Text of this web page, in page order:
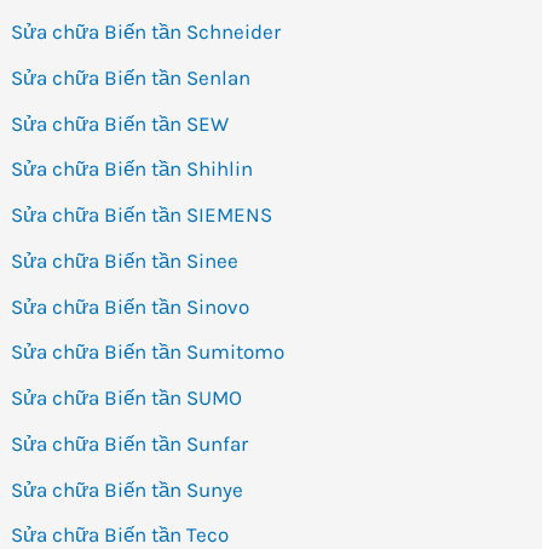
Sửa chữa Biến tần Schneider
Sửa chữa Biến tần Senlan
Sửa chữa Biến tần SEW
Sửa chữa Biến tần Shihlin
Sửa chữa Biến tần SIEMENS
Sửa chữa Biến tần Sinee
Sửa chữa Biến tần Sinovo
Sửa chữa Biến tần Sumitomo
Sửa chữa Biến tần SUMO
Sửa chữa Biến tần Sunfar
Sửa chữa Biến tần Sunye
Sửa chữa Biến tần Teco